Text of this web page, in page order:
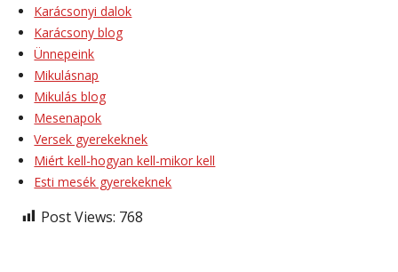
Karácsonyi dalok
Karácsony blog
Ünnepeink
Mikulásnap
Mikulás blog
Mesenapok
Versek gyerekeknek
Miért kell-hogyan kell-mikor kell
Esti mesék gyerekeknek
Post Views: 768